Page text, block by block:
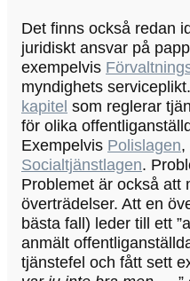
Det finns också redan
juridiskt ansvar på
exempelvis
myndighets
kapitel som reglerar
för olika
Exempelvis Polislagen,
Socialtjänstlagen.
Problemet är också att
överträdelser. Att en
bästa fall) leder till ett
anmält
tjänstefel och fått sett